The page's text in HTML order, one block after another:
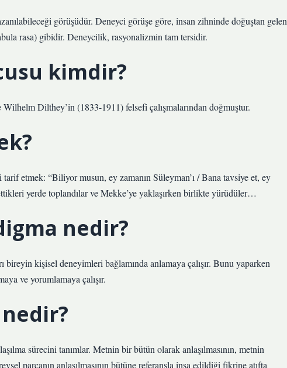
görüşüdür. Deneyci görüşe göre, insan zihninde doğuştan gelen
rasa) gibidir. Deneycilik, rasyonalizmin tam tersidir.
kimdir?
Dilthey’in (1833-1911) felsefi çalışmalarından doğmuştur.
etmek: “Biliyor musun, ey zamanın Süleyman’ı / Bana tavsiye et, ey
yerde toplandılar ve Mekke’ye yaklaşırken birlikte yürüdüler…
nedir?
bireyin kişisel deneyimleri bağlamında anlamaya çalışır. Bunu yaparken
ve yorumlamaya çalışır.
sürecini tanımlar. Metnin bir bütün olarak anlaşılmasının, metnin
parçanın anlaşılmasının bütüne referansla inşa edildiği fikrine atıfta